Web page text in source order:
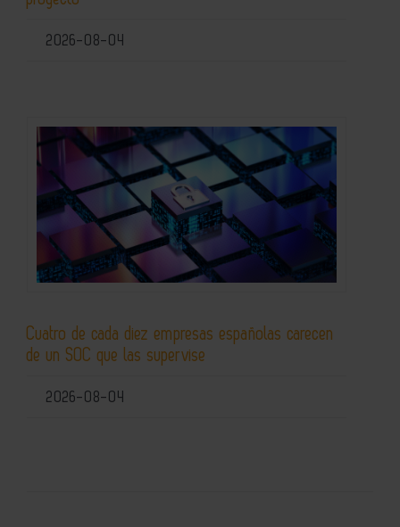
2026-08-04
Cuatro de cada diez empresas españolas carecen
de un SOC que las supervise
2026-08-04